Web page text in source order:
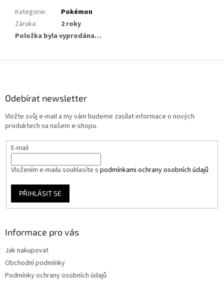
Kategorie:
Pokémon
Záruka:
2 roky
Položka byla vyprodána…
Odebírat newsletter
Vložte svůj e-mail a my vám budeme zasílat informace o nových
produktech na našem e-shopu.
E-mail
Vložením e-mailu souhlasíte s podmínkami ochrany osobních údajů
PŘIHLÁSIT SE
Informace pro vás
Jak nakupovat
Obchodní podmínky
Podmínky ochrany osobních údajů